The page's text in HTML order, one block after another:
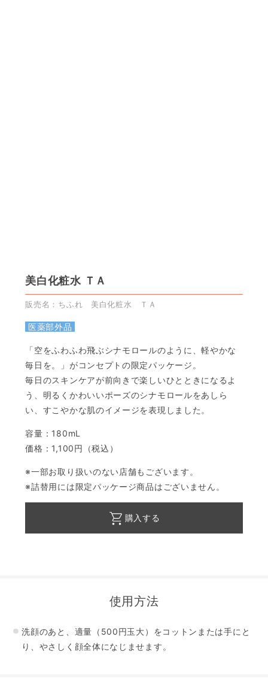
美白化粧水 ＴＡ
販売名：ちふれ 美白化粧水 ＴＡ
医薬部外品
「空をふわふわ飛ぶシナモロールのように、軽やかな
毎日を。」がコンセプトの限定パッケージ。
毎日のスキンケアが前向きで楽しいひとときになるよ
う、明るくかわいいポーズのシナモロールをあしら
い、すこやかな肌のイメージを表現しました。
容量：180mL
価格：1,100円（税込）
※一部お取り扱いのない店舗もございます。
※詰替用には限定パッケージ商品はございません。
購入する
使用方法
洗顔のあと、適量（500円玉大）をコットンまたは手にと
り、やさしく顔全体になじませます。